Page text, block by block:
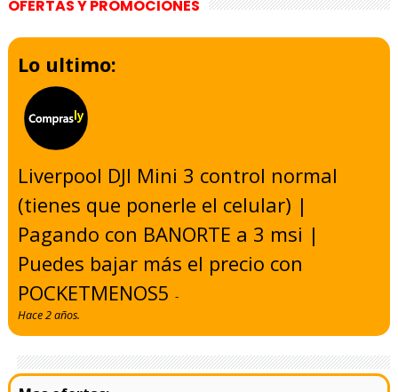
OFERTAS Y PROMOCIONES
Lo ultimo:
Liverpool DJI Mini 3 control normal
(tienes que ponerle el celular) |
Pagando con BANORTE a 3 msi |
Puedes bajar más el precio con
POCKETMENOS5-
Hace 2 años.